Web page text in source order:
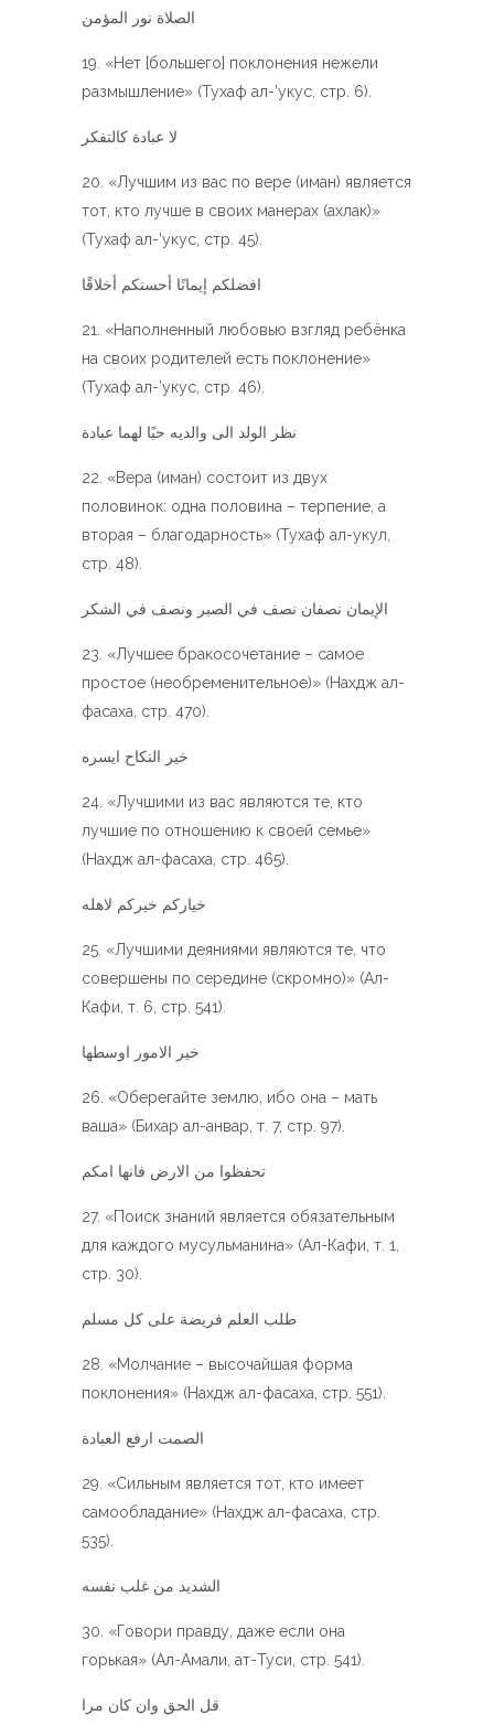
الصلاة نور المؤمن
«Нет [большего] поклонения нежели
размышление» (Тухаф ал-’укус, стр. 6).
لا عبادة كالتفكر
«Лучшим из вас по вере (иман) является
тот, кто лучше в своих манерах (ахлак)»
(Тухаф ал-’укус, стр. 45).
افضلكم إيمانًا أحسنكم أخلاقًا
«Наполненный любовью взгляд ребёнка
на своих родителей есть поклонение»
(Тухаф ал-’укус, стр. 46).
نظر الولد الى والديه حبًا لهما عبادة
«Вера (иман) состоит из двух
половинок: одна половина – терпение, а
вторая – благодарность» (Тухаф ал-укул,
стр. 48).
الإيمان نصفان نصف في الصبر ونصف في الشكر
«Лучшее бракосочетание – самое
простое (необременительное)» (Нахдж ал-
фасаха, стр. 470).
خير النكاح ايسره
«Лучшими из вас являются те, кто
лучшие по отношению к своей семье»
(Нахдж ал-фасаха, стр. 465).
خياركم خيركم لاهله
«Лучшими деяниями являются те, что
совершены по середине (скромно)» (Ал-
Кафи, т. 6, стр. 541).
خير الامور اوسطها
«Оберегайте землю, ибо она – мать
ваша» (Бихар ал-анвар, т. 7, стр. 97).
تحفظوا من الارض فانها امكم
«Поиск знаний является обязательным
для каждого мусульманина» (Ал-Кафи, т. 1,
стр. 30).
طلب العلم فريضة على كل مسلم
«Молчание – высочайшая форма
поклонения» (Нахдж ал-фасаха, стр. 551).
الصمت ارفع العبادة
«Сильным является тот, кто имеет
самообладание» (Нахдж ал-фасаха, стр.
535).
الشديد من غلب نفسه
«Говори правду, даже если она
горькая» (Ал-Амали, ат-Туси, стр. 541).
قل الحق وان كان مرا